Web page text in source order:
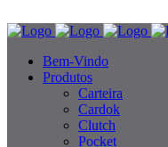
Bem-Vindo
Produtos
Carteira
Cardok
Clutch
Pocket